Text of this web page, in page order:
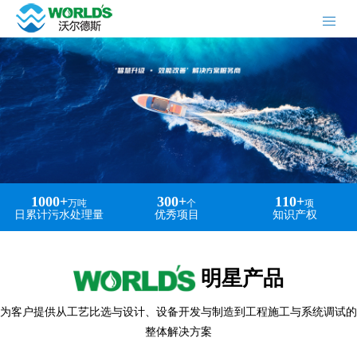
1000+万吨
日累计污水处理量
300+个
优秀项目
110+项
知识产权
明星产品
为客户提供从工艺比选与设计、设备开发与制造到工程施工与系统调试的
整体解决方案